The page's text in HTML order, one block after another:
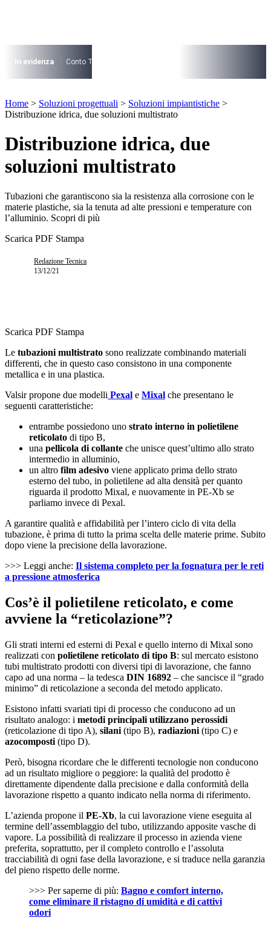
I più cercati
Lorem ipsum dolor sit amet consectetur
Lorem ipsum dolor sit amet consectetur
In evidenza Conto Termico
Lorem ipsum dolor sit amet consectetur
Home > Soluzioni progettuali > Soluzioni impiantistiche >
Distribuzione idrica, due soluzioni multistrato
Distribuzione idrica, due
soluzioni multistrato
Tubazioni che garantiscono sia la resistenza alla corrosione con le
materie plastiche, sia la tenuta ad alte pressioni e temperature con
l’alluminio. Scopri di più
Scarica PDF Stampa
Redazione Tecnica
13/12/21
Scarica PDF Stampa
Le tubazioni multistrato sono realizzate combinando materiali
differenti, che in questo caso consistono in una componente
metallica e in una plastica.
Valsir propone due modelli Pexal e Mixal che presentano le
seguenti caratteristiche:
entrambe possiedono uno strato interno in polietilene
reticolato di tipo B,
una pellicola di collante che unisce quest’ultimo allo strato
intermedio in alluminio,
un altro film adesivo viene applicato prima dello strato
esterno del tubo, in polietilene ad alta densità per quanto
riguarda il prodotto Mixal, e nuovamente in PE-Xb se
parliamo invece di Pexal.
A garantire qualità e affidabilità per l’intero ciclo di vita della
tubazione, è prima di tutto la prima scelta delle materie prime. Subito
dopo viene la precisione della lavorazione.
>>> Leggi anche: Il sistema completo per la fognatura per le reti
a pressione atmosferica
Cos’è il polietilene reticolato, e come
avviene la “reticolazione”?
Gli strati interni ed esterni di Pexal e quello interno di Mixal sono
realizzati con polietilene reticolato di tipo B: sul mercato esistono
tubi multistrato prodotti con diversi tipi di lavorazione, che fanno
capo ad una norma – la tedesca DIN 16892 – che sancisce il “grado
minimo” di reticolazione a seconda del metodo applicato.
Esistono infatti svariati tipi di processo che conducono ad un
risultato analogo: i metodi principali utilizzano perossidi
(reticolazione di tipo A), silani (tipo B), radiazioni (tipo C) e
azocomposti (tipo D).
Però, bisogna ricordare che le differenti tecnologie non conducono
ad un risultato migliore o peggiore: la qualità del prodotto è
direttamente dipendente dalla precisione e dalla conformità della
lavorazione rispetto a quanto indicato nella norma di riferimento.
L’azienda propone il PE-Xb, la cui lavorazione viene eseguita al
termine dell’assemblaggio del tubo, utilizzando apposite vasche di
vapore. La possibilità di realizzare il processo in azienda viene
preferita, soprattutto, per il completo controllo e l’assoluta
tracciabilità di ogni fase della lavorazione, e si traduce nella garanzia
del pieno rispetto delle norme.
>>> Per saperne di più: Bagno e comfort interno,
come eliminare il ristagno di umidità e di cattivi
odori